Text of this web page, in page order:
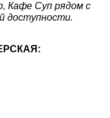
Кафе Суп рядом с
доступности.